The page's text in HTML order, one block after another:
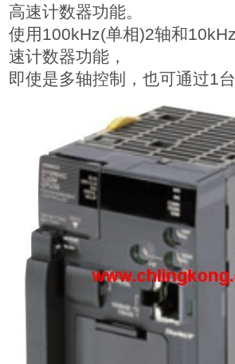
高速计数器功能。
使用100kHz(单相)2轴和
速计数器功能，
即使是多轴控制，也可通过1台